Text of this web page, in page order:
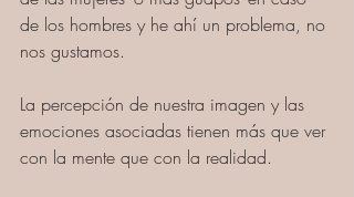
de los hombres y he ahí un problema, no
nos gustamos.
La percepción de nuestra imagen y las
emociones asociadas tienen más que ver
con la mente que con la realidad.